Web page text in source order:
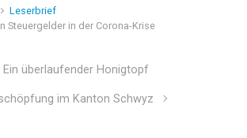
Leserbrief
Steuergelder in der Corona-Krise
Ein überlaufender Honigtopf
im Kanton Schwyz